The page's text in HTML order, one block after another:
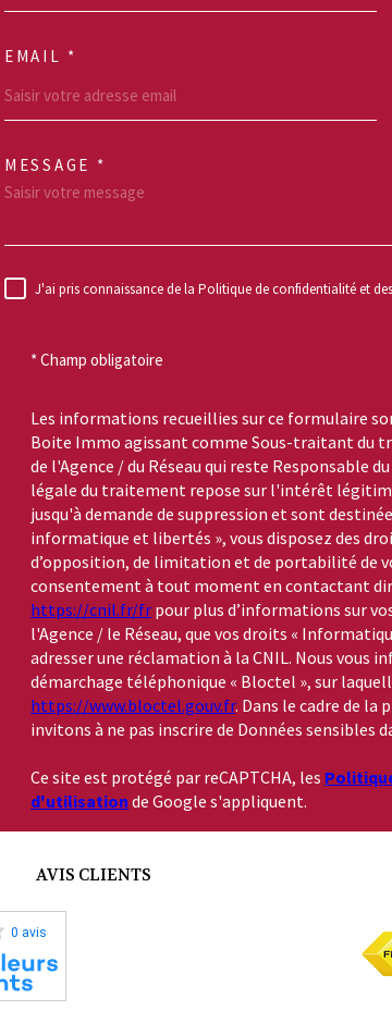
EMAIL *
MESSAGE *
RÈGLEMENTATION
J'ai pris connaissance de la Politique de confidentialité et
* Champ obligatoire
Les informations recueillies sur ce formulaire
Boite Immo agissant comme Sous-traitant du
de l'Agence / du Réseau qui reste Responsable
légale du traitement repose sur l'intérêt
jusqu'à demande de suppression et sont
informatique et libertés », vous disposez des
d’opposition, de limitation et de portabilité de
consentement à tout moment en contactant
https://cnil.fr/fr pour plus d’informations sur
l'Agence / le Réseau, que vos droits «
adresser une réclamation à la CNIL. Nous vous
démarchage téléphonique « Bloctel », sur
https://www.bloctel.gouv.fr. Dans le cadre de la
invitons à ne pas inscrire de Données sensibles
Ce site est protégé par reCAPTCHA, les
d'utilisation de Google s'appliquent.
AVIS CLIENTS
0 avis